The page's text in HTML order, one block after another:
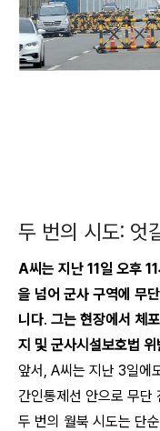
두 번의 시도: 엇
A씨는 지난 11일 오후
을 넘어 군사 구역에 무
니다. 그는 현장에서 체
지 및 군사시설보호법
앞서, A씨는 지난 3일에
간인통제선 안으로 무단
두 번의 월북 시도는 단